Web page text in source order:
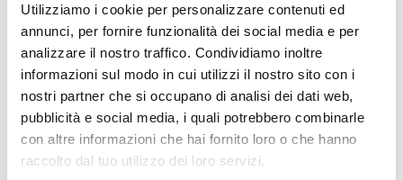
Utilizziamo i cookie per personalizzare contenuti ed
annunci, per fornire funzionalità dei social media e per
analizzare il nostro traffico. Condividiamo inoltre
informazioni sul modo in cui utilizzi il nostro sito con i
nostri partner che si occupano di analisi dei dati web,
pubblicità e social media, i quali potrebbero combinarle
con altre informazioni che hai fornito loro o che hanno
raccolto dal tuo utilizzo dei loro servizi.
Frequently Asked Questions – BOTTA
EcoPackaging
Bieten Sie Angebote für nachhaltige Verpackungen gemäß EXW-, DAP- oder DDP-
Konditionen an?
Kann ich Muster von umweltfreundlichen Verpackungen zum Testen erhalten,